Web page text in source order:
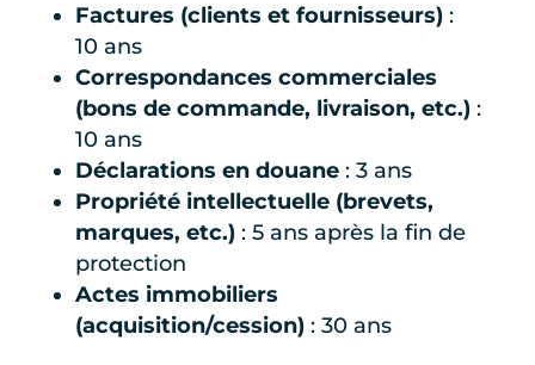
Factures (clients et fournisseurs):
10 ans
Correspondances commerciales
(bons de commande, livraison, etc.):
10 ans
Déclarations en douane: 3 ans
Propriété intellectuelle (brevets,
marques, etc.): 5 ans après la fin de
protection
Actes immobiliers
(acquisition/cession): 30 ans